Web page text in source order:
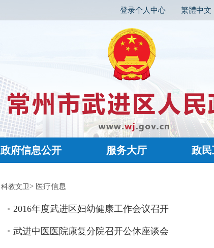
登录个人中心 繁體中文
政府信息公开 服务大厅 政
科教文卫> 医疗信息
2016年度武进区妇幼健康工作会议召开
武进中医医院康复分院召开公休座谈会